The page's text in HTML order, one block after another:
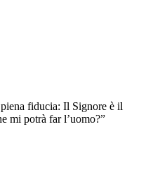
fiducia: Il Signore è il
mi potrà far l’uomo?”